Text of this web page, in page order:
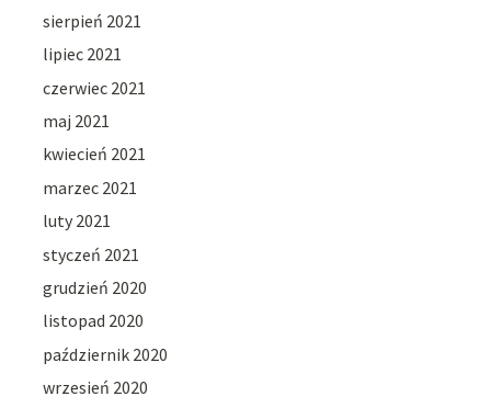
sierpień 2021
lipiec 2021
czerwiec 2021
maj 2021
kwiecień 2021
marzec 2021
luty 2021
styczeń 2021
grudzień 2020
listopad 2020
październik 2020
wrzesień 2020